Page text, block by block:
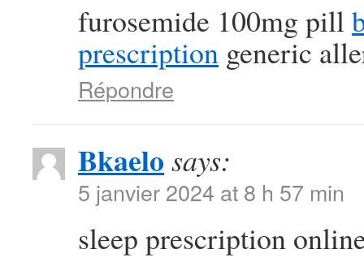
furosemide 100mg pill
prescription generic
Répondre
Bkaelo says:
5 janvier 2024 at 8 h 57 min
sleep prescription